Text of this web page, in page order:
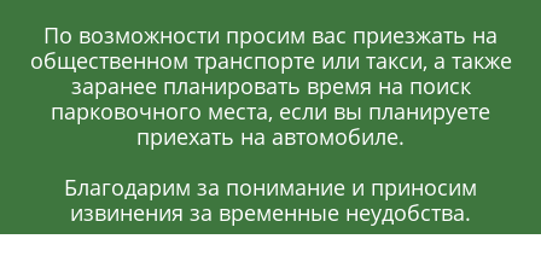
По возможности просим вас приезжать на
общественном транспорте или такси, а также
заранее планировать время на поиск
парковочного места, если вы планируете
приехать на автомобиле.
Благодарим за понимание и приносим
извинения за временные неудобства.